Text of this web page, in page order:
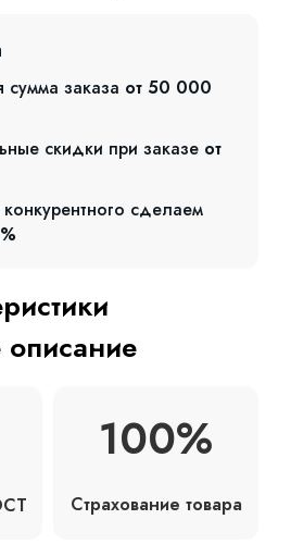
заказа от 50 000
скидки при заказе от
сделаем
100%
Страхование товара